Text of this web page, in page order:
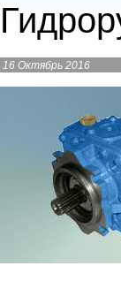
16 Октябрь 2016